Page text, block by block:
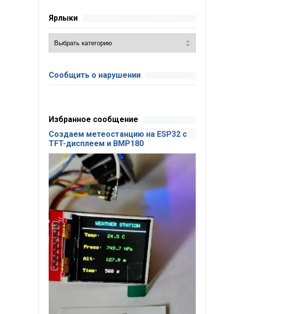
Ярлыки
Сообщить о нарушении
Избранное сообщение
Создаем метеостанцию на ESP32 с
TFT-дисплеем и BMP180